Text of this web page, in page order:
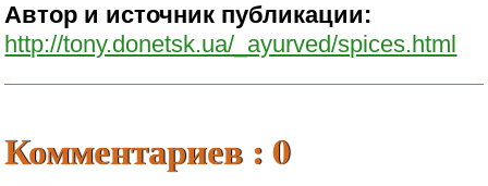
Автор и источник публикации:
http://tony.donetsk.ua/_ayurved/spices.html
Комментариев : 0